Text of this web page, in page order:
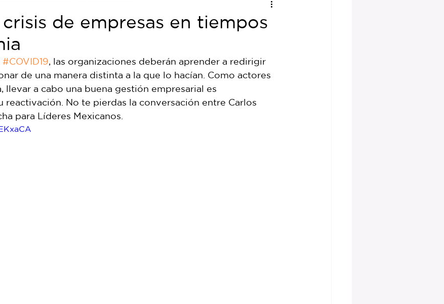
de empresas en tiempos
#COVID19, las organizaciones deberán aprender a redirigir
de una manera distinta a la que lo hacían. Como actores
llevar a cabo una buena gestión empresarial es
reactivación. No te pierdas la conversación entre Carlos
para Líderes Mexicanos.